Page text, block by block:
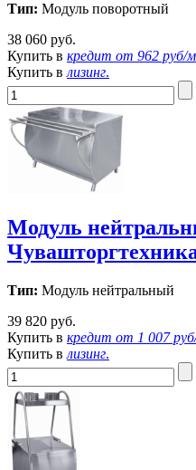
Тип: Модуль поворотный
38 060 руб.
Купить в кредит от 962 руб/
Купить в лизинг.
Модуль
Тип: Модуль нейтральный
39 820 руб.
Купить в кредит от 1 007
Купить в лизинг.